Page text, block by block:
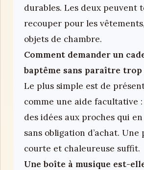
durables. Les deux peuvent
recouper pour les
objets de chambre.
Comment demander un
baptême sans paraître
Le plus simple est de
comme une aide facultative
des idées aux proches qui
sans obligation d’achat. Une
courte et chaleureuse suffit.
Une boîte à musique est-